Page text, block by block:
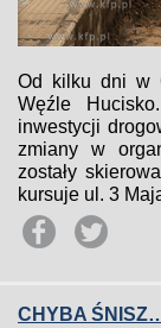
Od kilku dni w
Węźle
inwestycji
zmiany w
zostały
kursuje ul. 3
CHYBA